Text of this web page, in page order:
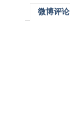
微博评论